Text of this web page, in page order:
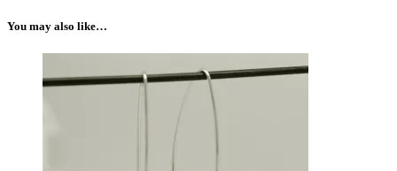
You may also like…